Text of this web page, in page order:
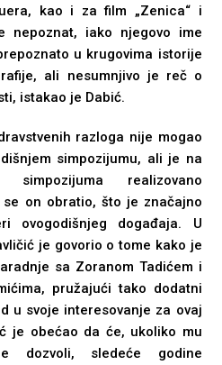
kao i za film „Zenica“ i
nepoznat, iako njegovo ime
u krugovima istorije
ali nesumnjivo je reč o
istakao je Dabić.
razloga nije mogao
simpozijumu, ali je na
simpozijuma realizovano
se on obratio, što je značajno
ovogodišnjeg događaja. U
je govorio o tome kako je
sa Zoranom Tadićem i
pružajući tako dodatni
u svoje interesovanje za ovaj
je obećao da će, ukoliko mu
dozvoli, sledeće godine